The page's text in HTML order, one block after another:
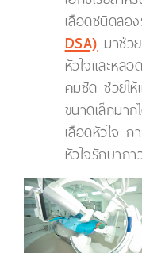
เลือดชนิดส
DSA)มาช่วย
หัวใจและหล
คมชัด ช่วยใ
ขนาดเล็กมา
เลือดหัวใจ ก
หัวใจรักษาภ